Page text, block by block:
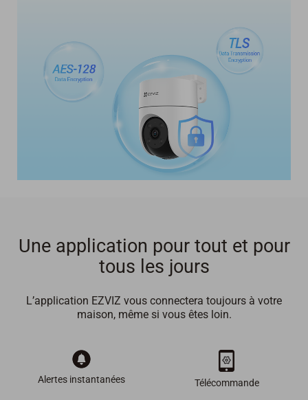
Une application pour tout et pour
tous les jours
L’application EZVIZ vous connectera toujours à votre
maison, même si vous êtes loin.
Alertes instantanées Télécommande